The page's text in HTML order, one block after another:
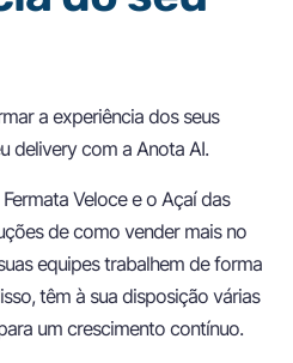
a experiência dos seus
delivery com a Anota AI.
Veloce e o Açaí das
de como vender mais no
equipes trabalhem de forma
têm à sua disposição várias
um crescimento contínuo.